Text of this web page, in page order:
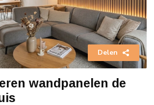
Delen
wandpanelen de